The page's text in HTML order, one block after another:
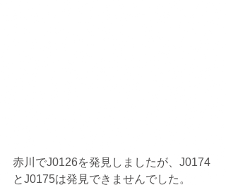
赤川でJ0126を発見しましたが、J0174
とJ0175は発見できませんでした。